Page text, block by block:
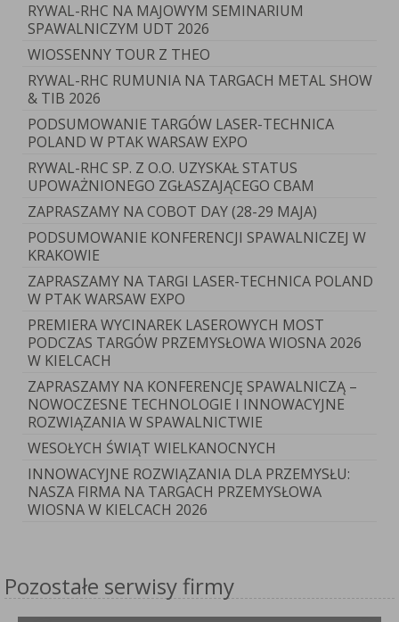
RYWAL-RHC NA MAJOWYM SEMINARIUM
SPAWALNICZYM UDT 2026
WIOSSENNY TOUR Z THEO
RYWAL-RHC RUMUNIA NA TARGACH METAL SHOW
& TIB 2026
PODSUMOWANIE TARGÓW LASER-TECHNICA
POLAND W PTAK WARSAW EXPO
RYWAL-RHC SP. Z O.O. UZYSKAŁ STATUS
UPOWAŻNIONEGO ZGŁASZAJĄCEGO CBAM
ZAPRASZAMY NA COBOT DAY (28-29 MAJA)
PODSUMOWANIE KONFERENCJI SPAWALNICZEJ W
KRAKOWIE
ZAPRASZAMY NA TARGI LASER-TECHNICA POLAND
W PTAK WARSAW EXPO
PREMIERA WYCINAREK LASEROWYCH MOST
PODCZAS TARGÓW PRZEMYSŁOWA WIOSNA 2026
W KIELCACH
ZAPRASZAMY NA KONFERENCJĘ SPAWALNICZĄ –
NOWOCZESNE TECHNOLOGIE I INNOWACYJNE
ROZWIĄZANIA W SPAWALNICTWIE
WESOŁYCH ŚWIĄT WIELKANOCNYCH
INNOWACYJNE ROZWIĄZANIA DLA PRZEMYSŁU:
NASZA FIRMA NA TARGACH PRZEMYSŁOWA
WIOSNA W KIELCACH 2026
Pozostałe serwisy firmy